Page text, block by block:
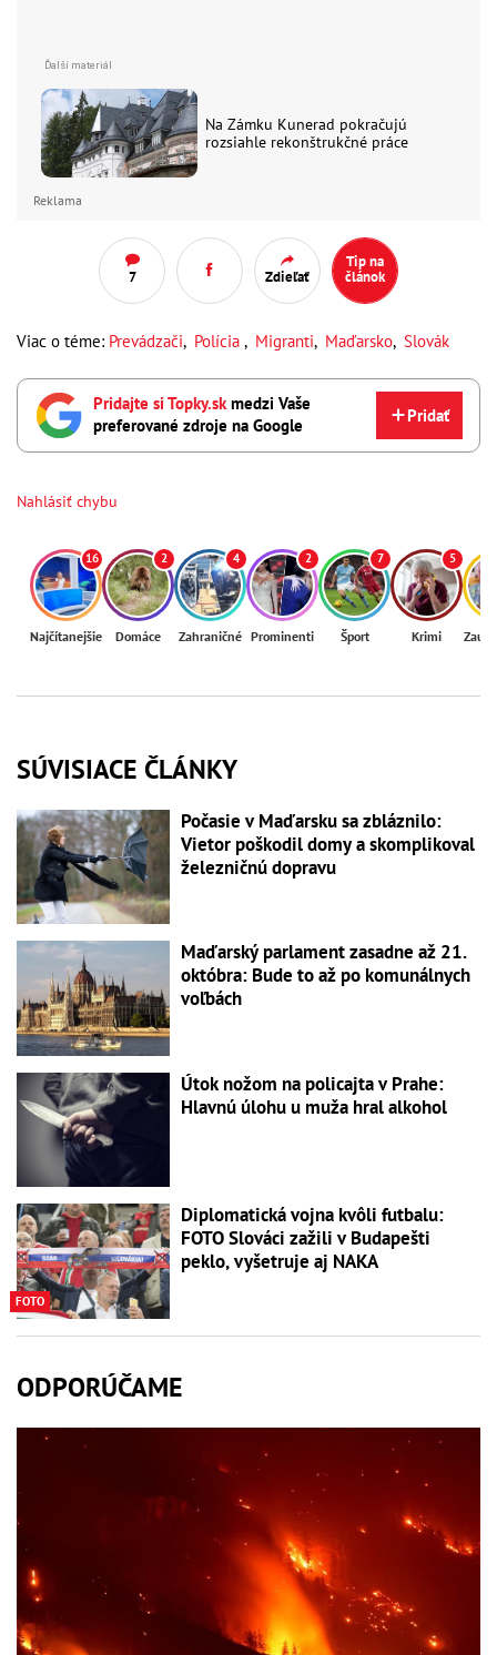
Na Zámku Kunerad pokračujú
rozsiahle rekonštrukčné práce
Reklama
7 Zdieľať
Tip na
článok
Viac o téme: Prevádzači, Polícia , Migranti, Maďarsko, Slovák
Pridajte si Topky.skmedzi Vaše
preferované zdroje na Google
Pridať
Nahlásiť chybu
16
Najčítanejšie
2
Domáce
4
Zahraničné
2
Prominenti
7
Šport
5
Krimi
SÚVISIACE ČLÁNKY
Počasie v Maďarsku sa zbláznilo:
Vietor poškodil domy a skomplikoval
železničnú dopravu
Maďarský parlament zasadne až 21.
októbra: Bude to až po komunálnych
voľbách
Útok nožom na policajta v Prahe:
Hlavnú úlohu u muža hral alkohol
FOTO
Diplomatická vojna kvôli futbalu:
FOTO Slováci zažili v Budapešti
peklo, vyšetruje aj NAKA
ODPORÚČAME